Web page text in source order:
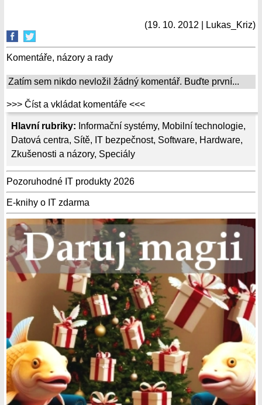
Hlavní rubriky: Informační systémy, Mobilní technologie,
Datová centra, Sítě, IT bezpečnost, Software, Hardware,
Zkušenosti a názory, Speciály
Pozoruhodné IT produkty 2026
E-knihy o IT zdarma
(19. 10. 2012 | Lukas_Kriz)
Komentáře, názory a rady
Zatím sem nikdo nevložil žádný komentář. Buďte první...
>>> Číst a vkládat komentáře <<<